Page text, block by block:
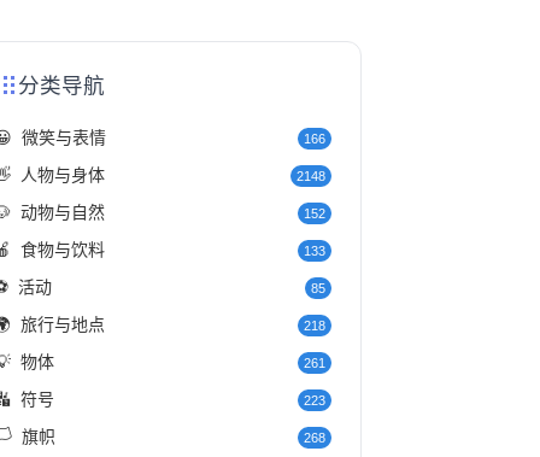
分类导航
微笑与表情 166
人物与身体 2148
动物与自然 152
食物与饮料 133
活动 85
旅行与地点 218
物体 261
符号 223
旗帜 268